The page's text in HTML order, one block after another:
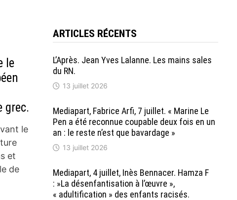
le
grec.
le
et
de
ARTICLES RÉCENTS
L’Après. Jean Yves Lalanne. Les mains sales
du RN.
13 juillet 2026
Mediapart, Fabrice Arfi, 7 juillet. « Marine Le
Pen a été reconnue coupable deux fois en un
an : le reste n’est que bavardage »
13 juillet 2026
Mediapart, 4 juillet, Inès Bennacer. Hamza F
: »La désenfantisation à l’œuvre »,
« adultification » des enfants racisés.